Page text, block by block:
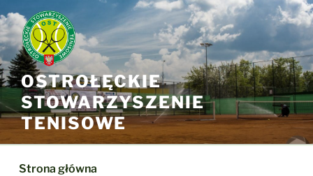
do
treści
OSTROŁĘCKIE
STOWARZYSZENIE
TENISOWE
Strona główna